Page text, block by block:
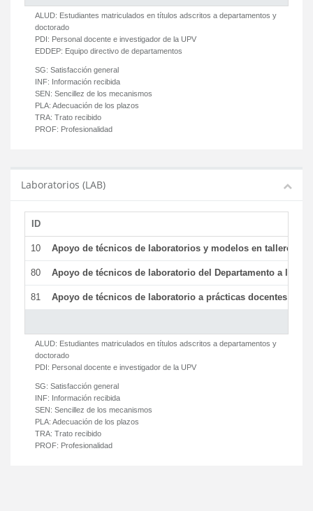
ALUD: Estudiantes matriculados en títulos adscritos a departamentos y
doctorado
PDI: Personal docente e investigador de la UPV
EDDEP: Equipo directivo de departamentos
SG: Satisfacción general
INF: Información recibida
SEN: Sencillez de los mecanismos
PLA: Adecuación de los plazos
TRA: Trato recibido
PROF: Profesionalidad
Laboratorios (LAB)
ID
10 Apoyo de técnicos de laboratorios y modelos en talleres/
80 Apoyo de técnicos de laboratorio del Departamento a la
81 Apoyo de técnicos de laboratorio a prácticas docentes y
ALUD: Estudiantes matriculados en títulos adscritos a departamentos y
doctorado
PDI: Personal docente e investigador de la UPV
SG: Satisfacción general
INF: Información recibida
SEN: Sencillez de los mecanismos
PLA: Adecuación de los plazos
TRA: Trato recibido
PROF: Profesionalidad